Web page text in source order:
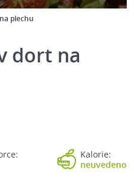
plechu
dort na
Kalorie:
neuvedeno